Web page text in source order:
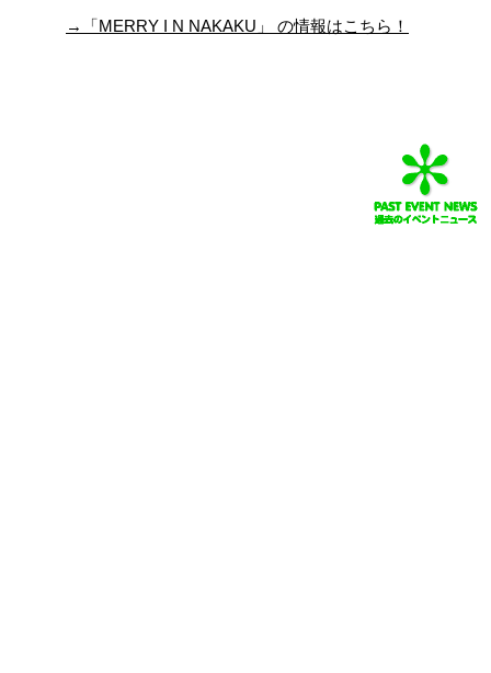
→「MERRY I N NAKAKU」 の情報はこちら！